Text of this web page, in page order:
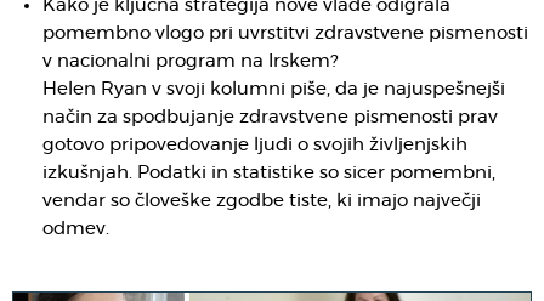
Kako je ključna strategija nove vlade odigrala
pomembno vlogo pri uvrstitvi zdravstvene pismenosti
v nacionalni program na Irskem?
Helen Ryan v svoji kolumni piše, da je najuspešnejši
način za spodbujanje zdravstvene pismenosti prav
gotovo pripovedovanje ljudi o svojih življenjskih
izkušnjah. Podatki in statistike so sicer pomembni,
vendar so človeške zgodbe tiste, ki imajo največji
odmev.